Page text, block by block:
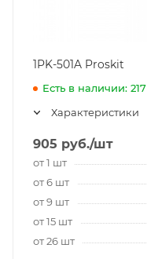
1PK-501A Proskit
Есть в наличии: 217
Характеристики
905 руб./шт
от 1 шт
от 6 шт
от 9 шт
от 15 шт
от 26 шт